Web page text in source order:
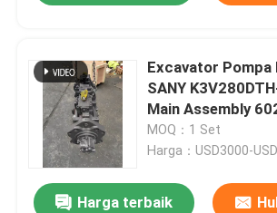
Excavator Pompa
SANY
Main Assembly
Pompa Hidraulik
Untuk SY750
MOQ：1 Set
Harga：USD3000-
Harga terbaik